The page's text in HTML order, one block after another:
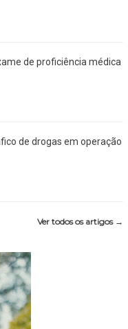
de proficiência médica
de drogas em operação
Ver todos os artigos →